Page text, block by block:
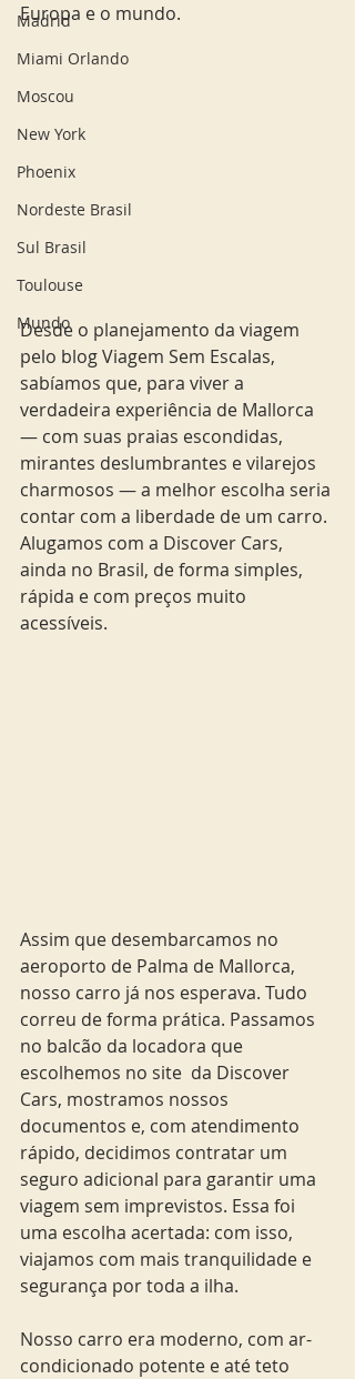
Madrid
Miami Orlando
Moscou
New York
Phoenix
Nordeste Brasil
Sul Brasil
Toulouse
Mundo
Europa e o mundo.
Desde o planejamento da viagem
pelo blog Viagem Sem Escalas,
sabíamos que, para viver a
verdadeira experiência de Mallorca
— com suas praias escondidas,
mirantes deslumbrantes e vilarejos
charmosos — a melhor escolha seria
contar com a liberdade de um carro.
Alugamos com a Discover Cars,
ainda no Brasil, de forma simples,
rápida e com preços muito
acessíveis.
Assim que desembarcamos no
aeroporto de Palma de Mallorca,
nosso carro já nos esperava. Tudo
correu de forma prática. Passamos
no balcão da locadora que
escolhemos no site  da Discover
Cars, mostramos nossos
documentos e, com atendimento
rápido, decidimos contratar um
seguro adicional para garantir uma
viagem sem imprevistos. Essa foi
uma escolha acertada: com isso,
viajamos com mais tranquilidade e
segurança por toda a ilha.
Nosso carro era moderno, com ar-
condicionado potente e até teto